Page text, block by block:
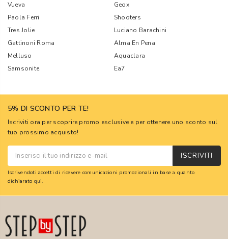
Vueva
Geox
Paola Ferri
Shooters
Tres Jolie
Luciano Barachini
Gattinoni Roma
Alma En Pena
Melluso
Aquaclara
Samsonite
Ea7
5% DI SCONTO PER TE!
Iscriviti ora per scoprire promo esclusive e per ottenere uno sconto sul
tuo prossimo acquisto!
ISCRIVITI
Iscrivendoti accetti di ricevere comunicazioni promozionali in base a quanto
dichiarato qui.